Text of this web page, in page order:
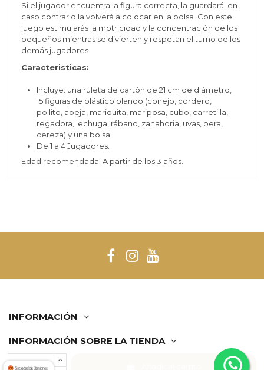
Si el jugador encuentra la figura correcta, la guardará; en
caso contrario la volverá a colocar en la bolsa. Con este
juego estimularás la motricidad y la concentración de los
pequeños mientras se divierten y respetan el turno de los
demás jugadores.
Caracteristicas:
Incluye: una ruleta de cartón de 21 cm de diámetro,
15 figuras de plástico blando (conejo, cordero,
pollito, abeja, mariquita, mariposa, cubo, carretilla,
regadora, lechuga, rábano, zanahoria, uvas, pera,
cereza) y una bolsa.
De 1 a 4 Jugadores.
Edad recomendada: A partir de los 3 años.
INFORMACIÓN
INFORMACIÓN SOBRE LA TIENDA